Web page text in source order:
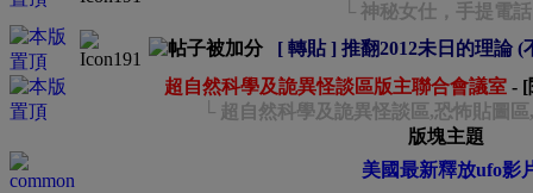
└ 神秘女仕，手提電
[ 轉貼 ] 推翻2012未日的理論 (
超自然科學及詭異怪談區版主聯合會議室- [
└ 超自然科學及詭異怪談區,恐怖貼圖
版塊主題
美國最新釋放ufo影